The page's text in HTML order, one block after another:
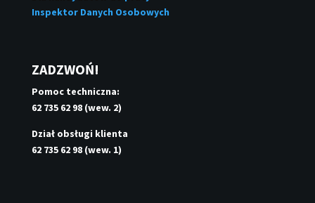
Inspektor Danych Osobowych
ZADZWOŃ!
Pomoc techniczna:
62 735 62 98 (wew. 2)
Dział obsługi klienta
62 735 62 98 (wew. 1)